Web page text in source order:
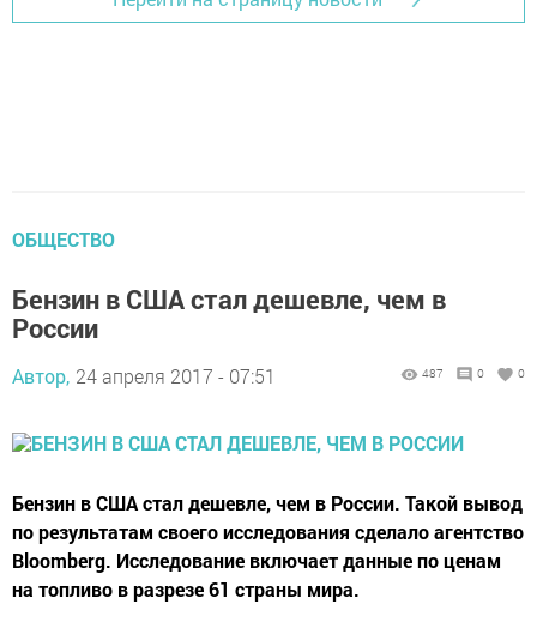
ОБЩЕСТВО
Бензин в США стал дешевле, чем в
России
Автор, 24 апреля 2017 - 07:51 487 0 0
Бензин в США стал дешевле, чем в России. Такой вывод
по результатам своего исследования сделало агентство
Bloomberg. Исследование включает данные по ценам
на топливо в разрезе 61 страны мира.